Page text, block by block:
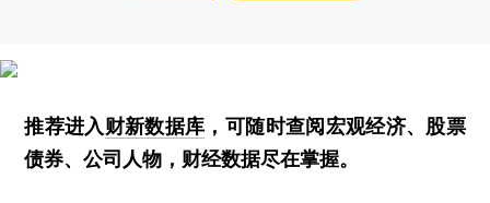
推荐进入财新数据库 ，可随时查阅宏观经济、股票
债券、公司人物，财经数据尽在掌握。